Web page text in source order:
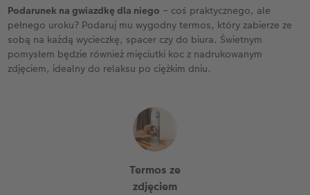
Podarunek na gwiazdkę dla niego – coś praktycznego, ale
pełnego uroku? Podaruj mu wygodny termos, który zabierze ze
sobą na każdą wycieczkę, spacer czy do biura. Świetnym
pomysłem będzie również mięciutki koc z nadrukowanym
zdjęciem, idealny do relaksu po ciężkim dniu.
Termos ze
zdjęciem